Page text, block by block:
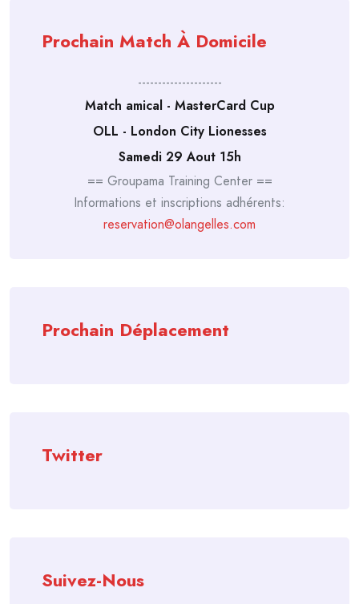
Prochain Match À Domicile
---------------------
Match amical - MasterCard Cup
OLL - London City Lionesses
Samedi 29 Aout 15h
== Groupama Training Center ==
Informations et inscriptions adhérents:
reservation@olangelles.com
Prochain Déplacement
Twitter
Suivez-Nous